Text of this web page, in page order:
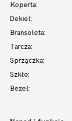
Koperta:
Dekiel:
Bransoleta:
Tarcza:
Sprzączka:
Szkło:
Bezel: